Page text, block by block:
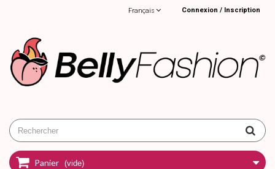
Connexion / Inscription
Français
Panier (vide)